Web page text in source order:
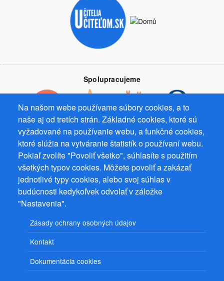
Na našom webe používame súbory cookies, a to
naše aj od tretích strán. Základné cookies, ktoré sú
vyžadované na používanie webu, a funkčné cookies,
ktoré slúžia na vytváranie štatistík o používaní webu.
Pokiaľ zvolíte "Povoliť všetko", súhlasíte s použitím
všetkých typov cookies. Môžete povoliť a zakázať
jednotlivé typy cookies, alebo svoj súhlas v
budúcnosti kedykoľvek odvolať v záložke
"Nastavenia".
Zásady ochrany osobných údajov
Kontakt
Dokumentácia cookies
Spolupracujeme
Prevádzkovateľ: Mgr. Bc. Žaneta Radimecká, MBA, Ostrov 256, 561
22 Ostrov, IČ 08993033, DIČ CZ9161263958
© 2026PuzzleWebss.r.o.